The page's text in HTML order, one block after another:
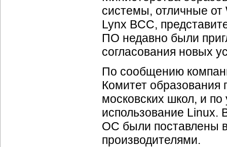
системы, отличные от
Lynx BCC,
ПО недавно были
согласования новых
По сообщению
Комитет образования
московских школ, и
использование Linux.
ОС были поставлены
производителями.